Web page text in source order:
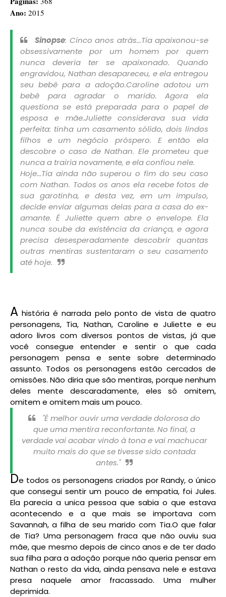
Ano: 2015
Sinopse: Cinco anos atrás...Tia apaixonou-se
obsessivamente por um homem por quem
nunca deveria ter se apaixonado. Quando
engravidou, Nathan desapareceu, e ela entregou
seu bebê para a adoção.Caroline adotou um
bebê para agradar o marido. Agora ela
questiona se está preparada para o papel de
esposa e mãe.Juliette considerava sua vida
perfeita: tinha um casamento sólido, dois lindos
filhos e um negócio próspero. E então ela
descobre o caso de Nathan. Ele prometeu que
nunca a trairia novamente, e ela confiou nele.
Hoje...Tia ainda não superou o fim do seu caso
com Nathan. Todos os anos ela recebe fotos de
sua garotinha, e desta vez, em um impulso,
decide enviar algumas delas para a casa do ex-
amante. É Juliette quem abre o envelope. Ela
nunca soube da existência da criança, e agora
precisa desesperadamente descobrir quantas
outras mentiras sustentaram o seu casamento
até hoje.
A história é narrada pelo ponto de vista de quatro
personagens, Tia, Nathan, Caroline e Juliette e eu
adoro livros com diversos pontos de vistas, já que
você consegue entender e sentir o que cada
personagem pensa e sente sobre determinado
assunto. Todos os personagens estão cercados de
omissões. Não diria que são mentiras, porque nenhum
deles mente descaradamente, eles só omitem,
omitem e omitem mais um pouco.
"É melhor ouvir uma verdade dolorosa do
que uma mentira reconfortante. No final, a
verdade vai acabar vindo à tona e vai machucar
muito mais do que se tivesse sido contada
antes."
De todos os personagens criados por Randy, o único
que consegui sentir um pouco de empatia, foi Jules.
Ela parecia a unica pessoa que sabia o que estava
acontecendo e a que mais se importava com
Savannah, a filha de seu marido com Tia.O que falar
de Tia? Uma personagem fraca que não ouviu sua
mãe, que mesmo depois de cinco anos e de ter dado
sua filha para a adoção porque não queria pensar em
Nathan o resto da vida, ainda pensava nele e estava
presa naquele amor fracassado. Uma mulher
deprimida.